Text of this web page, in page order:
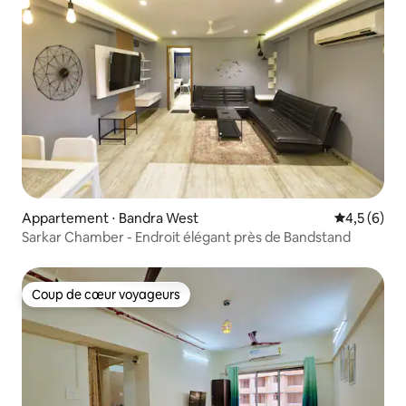
Appartement ⋅ Bandra West Évaluation
4,5 (6)
Sarkar Chamber - Endroit élégant près de Bandstand
Coup de cœur voyageurs
Coup de cœur voyageurs